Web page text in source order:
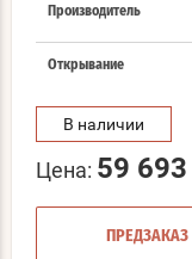
Производитель
Открывание
В наличии
Цена: 59 693
ПРЕДЗАКАЗ